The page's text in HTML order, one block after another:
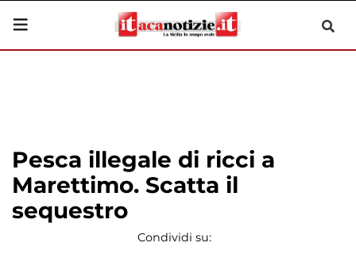
Pesca illegale di ricci a
Marettimo. Scatta il
sequestro
Condividi su: